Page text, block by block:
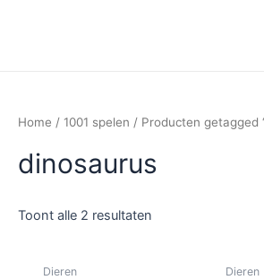
Home / 1001 spelen / Producten getagged
dinosaurus
Toont alle 2 resultaten
Dieren Dieren